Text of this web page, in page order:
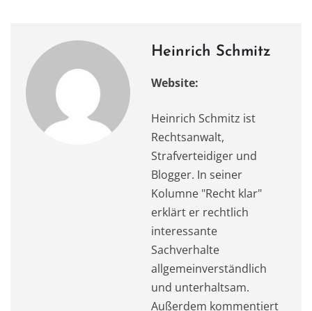
Heinrich Schmitz
Website:
Heinrich Schmitz ist
Rechtsanwalt,
Strafverteidiger und
Blogger. In seiner
Kolumne "Recht klar"
erklärt er rechtlich
interessante
Sachverhalte
allgemeinverständlich
und unterhaltsam.
Außerdem kommentiert